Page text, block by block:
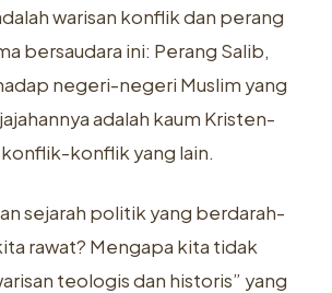
warisan konflik dan perang
bersaudara ini: Perang Salib,
negeri-negeri Muslim yang
adalah kaum Kristen-
konflik yang lain.
sejarah politik yang berdarah-
rawat? Mengapa kita tidak
teologis dan historis” yang